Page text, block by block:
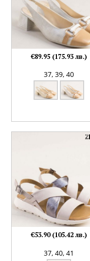
37,39,40
€89.95 (175.93 лв.)
37,40,41
€53.90 (105.42 лв.)